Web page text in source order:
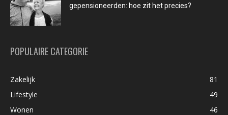
gepensioneerden: hoe zit het precies?
POPULAIRE CATEGORIE
Zakelijk
81
Lifestyle
49
Wonen
46